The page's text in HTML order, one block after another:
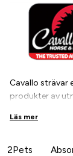
Cavallo strävar
produkter av
Läs mer
2Pets